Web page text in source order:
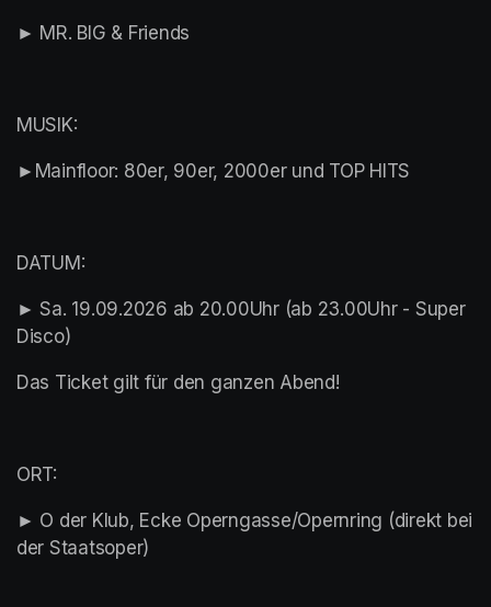
► MR. BIG & Friends
MUSIK:
►Mainfloor: 80er, 90er, 2000er und TOP HITS
DATUM:
► Sa. 19.09.2026 ab 20.00Uhr (ab 23.00Uhr - Super
Disco)
Das Ticket gilt für den ganzen Abend!
ORT:
► O der Klub, Ecke Operngasse/Opernring (direkt bei
der Staatsoper)